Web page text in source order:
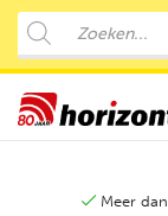
Meer